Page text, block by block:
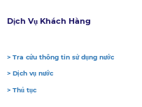
Dịch Vụ Khách Hàng
> Tra cứu thông tin sử dụng nước
> Dịch vụ nước
> Thủ tục